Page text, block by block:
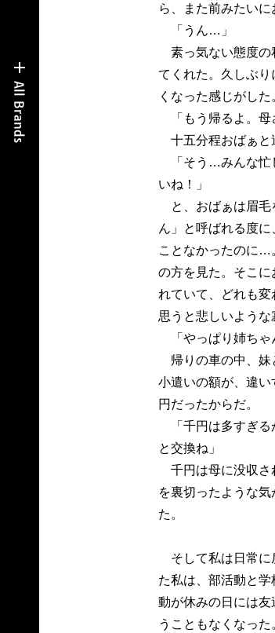
ら、また前みたいに
「うん…」
素っ気ない態度の
てくれた。久しぶ
くなった感じがした
「もう帰るよ。母
十五分程おばぁと
「そう…みんな忙
いね！」
と、おばぁは眉毛
ん」と呼ばれる度
ことなかったのに…
の方を見た。そこ
れていて、どれも
思うと悲しいような
「やっぱり姉ちゃ
帰りの車の中、妹
小遣いの額が、違
円だったからだ。
「千円は多すぎる
と交換ね」
千円は母に没収さ
を裏切ったような
た。
そして私は日常に
た私は、部活動と
動が休みの日には
うこともなくなっ